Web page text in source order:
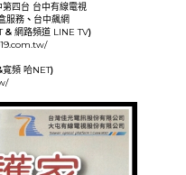
第四台 台中有線電視
服務、 台中飆網
& 網路頻道 LINE TV)
寬頻 哈NET)